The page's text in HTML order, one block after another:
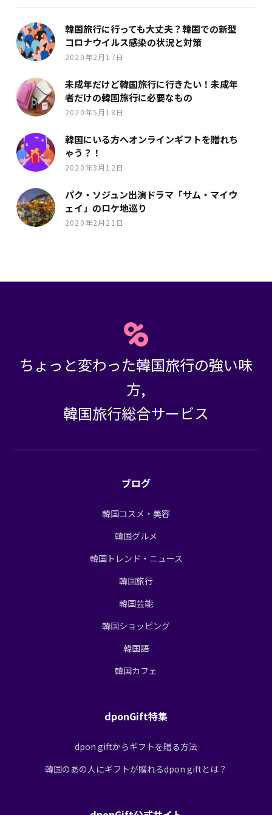
韓国旅行に行っても大丈夫？韓国での新型
コロナウイルス感染の状況と対策
2020年2月17日
未成年だけど韓国旅行に行きたい！未成年
者だけの韓国旅行に必要なもの
2020年5月18日
韓国にいる方へオンラインギフトを贈れち
ゃう？！
2020年3月12日
パク・ソジュン出演ドラマ「サム・マイウ
ェイ」のロケ地巡り
2020年2月21日
ちょっと変わった韓国旅行の強い味
方,
韓国旅行総合サービス
ブログ
韓国コスメ・美容
韓国グルメ
韓国トレンド・ニュース
韓国旅行
韓国芸能
韓国ショッピング
韓国語
韓国カフェ
dponGift特集
dpon giftからギフトを贈る方法
韓国のあの人にギフトが贈れるdpon giftとは？